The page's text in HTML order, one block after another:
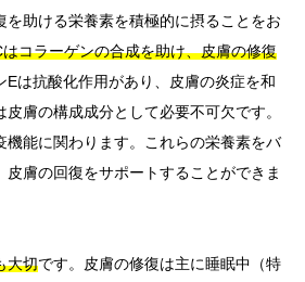
を助ける栄養素を積極的に摂ることをお
コラーゲンの合成を助け、皮膚の修復
Eは抗酸化作用があり、皮膚の炎症を和
膚の構成成分として必要不可欠です。
機能に関わります。これらの栄養素をバ
皮膚の回復をサポートすることができま
大切です。皮膚の修復は主に睡眠中（特